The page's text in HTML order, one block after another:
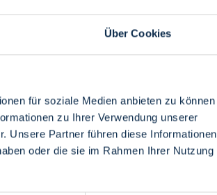
Über Cookies
für soziale Medien anbieten zu können
zu Ihrer Verwendung unserer
Unsere Partner führen diese Informationen
oder die sie im Rahmen Ihrer Nutzung